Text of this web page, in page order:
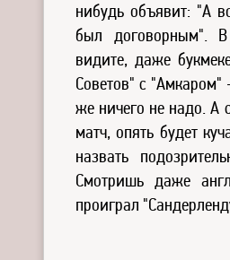
нибудь объявит: "А
был договорным".
видите, даже
Советов" с "Амкаром"
же ничего не надо. А
матч, опять будет
назвать
Смотришь даже
проиграл